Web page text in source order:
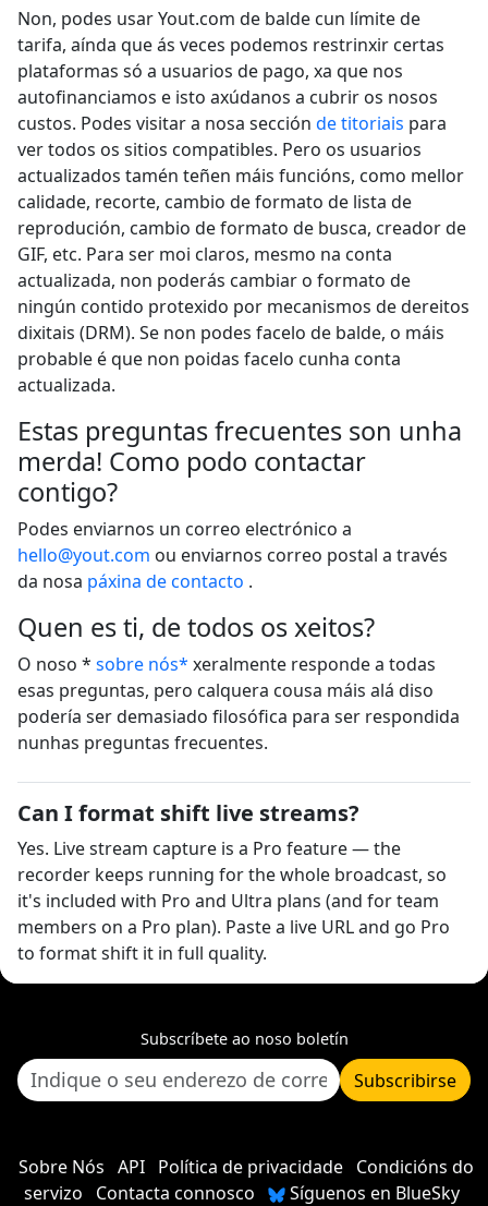
Non, podes usar Yout.com de balde cun límite de
tarifa, aínda que ás veces podemos restrinxir certas
plataformas só a usuarios de pago, xa que nos
autofinanciamos e isto axúdanos a cubrir os nosos
custos. Podes visitar a nosa sección de titoriais para
ver todos os sitios compatibles. Pero os usuarios
actualizados tamén teñen máis funcións, como mellor
calidade, recorte, cambio de formato de lista de
reprodución, cambio de formato de busca, creador de
GIF, etc. Para ser moi claros, mesmo na conta
actualizada, non poderás cambiar o formato de
ningún contido protexido por mecanismos de dereitos
dixitais (DRM). Se non podes facelo de balde, o máis
probable é que non poidas facelo cunha conta
actualizada.
Estas preguntas frecuentes son unha
merda! Como podo contactar
contigo?
Podes enviarnos un correo electrónico a
hello@yout.com ou enviarnos correo postal a través
da nosa páxina de contacto .
Quen es ti, de todos os xeitos?
O noso * sobre nós* xeralmente responde a todas
esas preguntas, pero calquera cousa máis alá diso
podería ser demasiado filosófica para ser respondida
nunhas preguntas frecuentes.
Can I format shift live streams?
Yes. Live stream capture is a Pro feature — the
recorder keeps running for the whole broadcast, so
it's included with Pro and Ultra plans (and for team
members on a Pro plan). Paste a live URL and go Pro
to format shift it in full quality.
Subscríbete ao noso boletín
Subscribirse
Sobre Nós API Política de privacidade Condicións do
servizo
Contacta connosco Síguenos en BlueSky